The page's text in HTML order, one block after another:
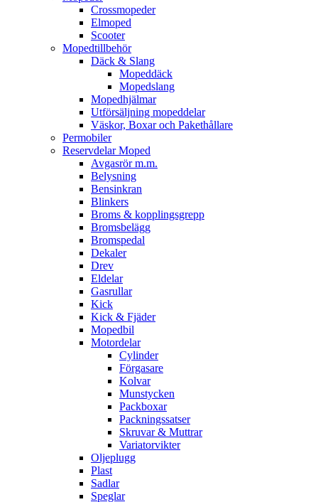
Crossmopeder
Elmoped
Scooter
Mopedtillbehör
Däck & Slang
Mopeddäck
Mopedslang
Mopedhjälmar
Utförsäljning mopeddelar
Väskor, Boxar och Pakethållare
Permobiler
Reservdelar Moped
Avgasrör m.m.
Belysning
Bensinkran
Blinkers
Broms & kopplingsgrepp
Bromsbelägg
Bromspedal
Dekaler
Drev
Eldelar
Gasrullar
Kick
Kick & Fjäder
Mopedbil
Motordelar
Cylinder
Förgasare
Kolvar
Munstycken
Packboxar
Packningssatser
Skruvar & Muttrar
Variatorvikter
Oljeplugg
Plast
Sadlar
Speglar